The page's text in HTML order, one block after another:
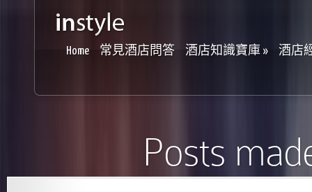
Home 常見酒店問答 酒店知識寶庫 » 酒店
Posts